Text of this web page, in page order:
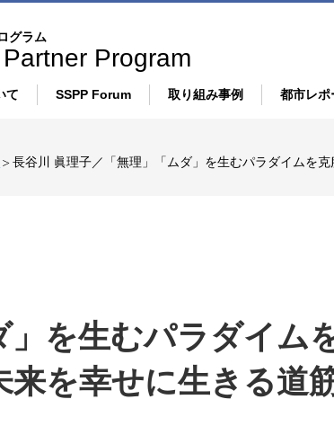
グラム
Partner Program
て SSPP Forum 取り組み事例
健康・医療・介護
教育・学習
都市レポ
長谷川 眞理子／「無理」「ムダ」を生むパラダイムを
」を生むパラダイム
来を幸せに生きる道